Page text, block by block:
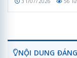
NỘI DUNG